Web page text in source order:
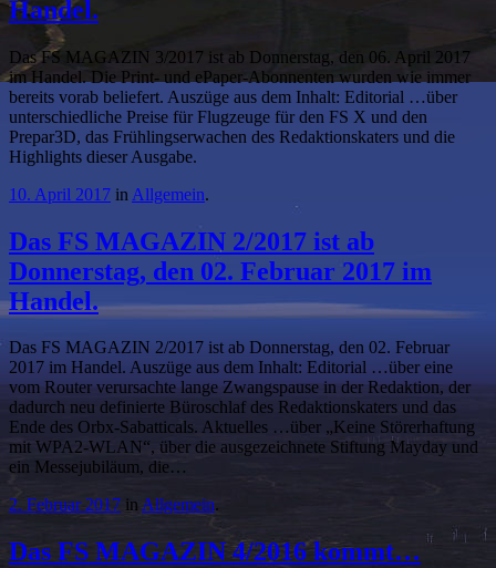
Handel.
Das FS MAGAZIN 3/2017 ist ab Donnerstag, den 06. April 2017
im Handel. Die Print- und ePaper-Abonnenten wurden wie immer
bereits vorab beliefert. Auszüge aus dem Inhalt: Editorial …über
unterschiedliche Preise für Flugzeuge für den FS X und den
Prepar3D, das Frühlingserwachen des Redaktionskaters und die
Highlights dieser Ausgabe.
10. April 2017 in Allgemein.
Das FS MAGAZIN 2/2017 ist ab
Donnerstag, den 02. Februar 2017 im
Handel.
Das FS MAGAZIN 2/2017 ist ab Donnerstag, den 02. Februar
2017 im Handel. Auszüge aus dem Inhalt: Editorial …über eine
vom Router verursachte lange Zwangspause in der Redaktion, der
dadurch neu definierte Büroschlaf des Redaktionskaters und das
Ende des Orbx-Sabatticals. Aktuelles …über „Keine Störerhaftung
mit WPA2-WLAN“, über die ausgezeichnete Stiftung Mayday und
ein Messejubiläum, die…
2. Februar 2017 in Allgemein.
Das FS MAGAZIN 4/2016 kommt…